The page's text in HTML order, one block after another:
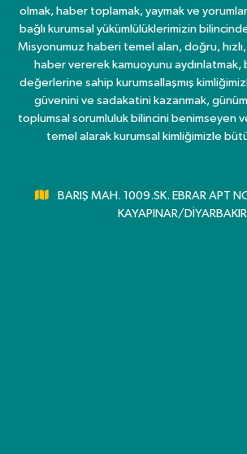
olmak, haber toplamak, yaymak ve
bağlı kurumsal yükümlülüklerimizin
Misyonumuz haberi temel alan, doğru,
haber vererek kamuoyunu aydınlatmak,
değerlerine sahip kurumsallaşmış
güvenini ve sadakatini kazanmak,
toplumsal sorumluluk bilincini benimseyen
temel alarak kurumsal kimliğimizle
BARIŞ MAH. 1009.SK. EBRAR APT
KAYAPINAR/DİYARBAKIR